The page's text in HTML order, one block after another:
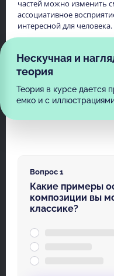
частей можно изменить
ассоциативное
интересной для человека.
Нескучная и
теория
Теория в курсе дается
емко и с
Вопрос 1
Какие примеры
композиции вы
классике?